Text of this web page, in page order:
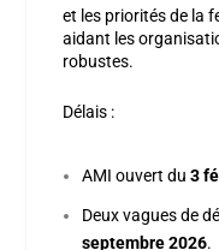
et les priorités de la
aidant les
robustes.
Délais :
AMI ouvert du3
Deux vagues de
septembre 2026.